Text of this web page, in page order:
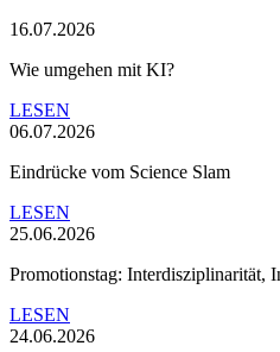
16.07.2026
Wie umgehen mit KI?
LESEN
06.07.2026
Eindrücke vom Science Slam
LESEN
25.06.2026
Promotionstag: Interdisziplinarität,
LESEN
24.06.2026